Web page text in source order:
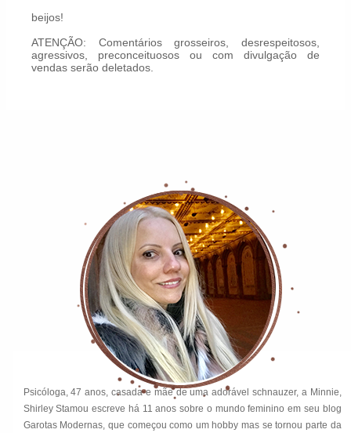
beijos!
ATENÇÃO: Comentários grosseiros, desrespeitosos,
agressivos, preconceituosos ou com divulgação de
vendas serão deletados.
Psicóloga, 47 anos, casada e mãe de uma adorável schnauzer, a Minnie,
Shirley Stamou escreve há 11 anos sobre o mundo feminino em seu blog
Garotas Modernas, que começou como um hobby mas se tornou parte da